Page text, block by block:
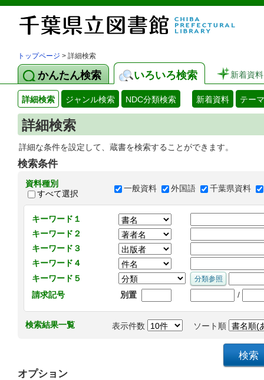
トップページ > 詳細検索
かんたん検索 いろいろ検索 新着資料
詳細検索 ジャンル検索 NDC分類検索 新着資料 テー
詳細検索
詳細な条件を設定して、蔵書を検索することができます。
検索条件
資料種別
すべて選択
一般資料 外国語 千葉県資料
キーワード１
キーワード２
キーワード３
キーワード４
キーワード５
請求記号
別置 /
検索結果一覧 表示件数 ソート順
オプション